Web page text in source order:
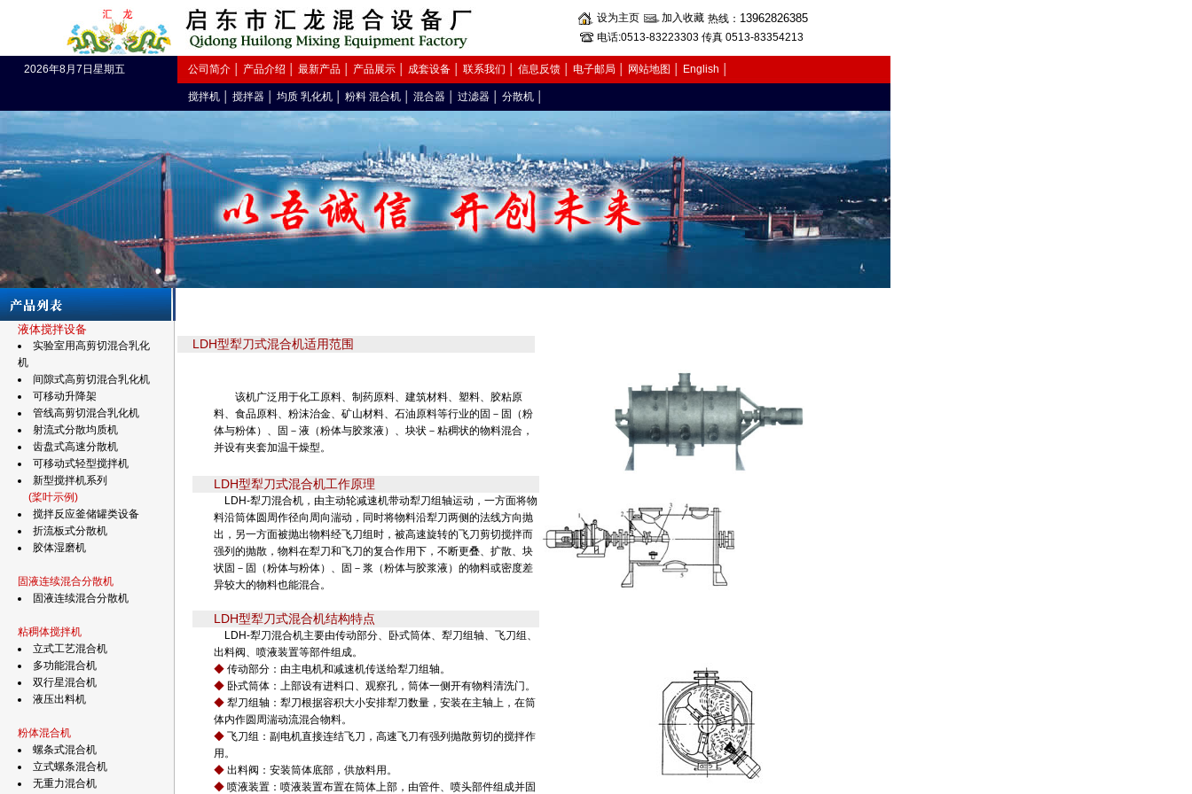
设为主页 加入收藏 热线： 13962826385
电话:0513-83223303 传真 0513-83354213
2026年8月7日星期五 公司简介 产品介绍 最新产品 产品展示 成套设备 联系我们 信息反馈 电子邮局 网站地图 English
搅拌机 搅拌器 均质 乳化机 粉料 混合机 混合器 过滤器 分散机
液体搅拌设备
实验室用高剪切混合乳化
机
间隙式高剪切混合乳化机
可移动升降架
管线高剪切混合乳化机
射流式分散均质机
齿盘式高速分散机
可移动式轻型搅拌机
新型搅拌机系列
(桨叶示例)
搅拌反应釜储罐类设备
折流板式分散机
胶体湿磨机
固液连续混合分散机
固液连续混合分散机
粘稠体搅拌机
立式工艺混合机
多功能混合机
双行星混合机
液压出料机
粉体混合机
螺条式混合机
立式螺条混合机
无重力混合机
LDH型犁刀式混合机适用范围
该机广泛用于化工原料、制药原料、建筑材料、塑料、胶粘原
料、食品原料、粉沫治金、矿山材料、石油原料等行业的固－固（粉
体与粉体）、固－液（粉体与胶浆液）、块状－粘稠状的物料混合，
并设有夹套加温干燥型。
LDH型犁刀式混合机工作原理
LDH-犁刀混合机，由主动轮减速机带动犁刀组轴运动，一方面将物
料沿筒体圆周作径向周向湍动，同时将物料沿犁刀两侧的法线方向抛
出，另一方面被抛出物料经飞刀组时，被高速旋转的飞刀剪切搅拌而
强列的抛散，物料在犁刀和飞刀的复合作用下，不断更叠、扩散、块
状固－固（粉体与粉体）、固－浆（粉体与胶浆液）的物料或密度差
异较大的物料也能混合。
LDH型犁刀式混合机结构特点
LDH-犁刀混合机主要由传动部分、卧式筒体、犁刀组轴、飞刀组、
出料阀、喷液装置等部件组成。
◆ 传动部分：由主电机和减速机传送给犁刀组轴。
◆ 卧式筒体：上部设有进料口、观察孔，筒体一侧开有物料清洗门。
◆ 犁刀组轴：犁刀根据容积大小安排犁刀数量，安装在主轴上，在筒
体内作圆周湍动流混合物料。
◆ 飞刀组：副电机直接连结飞刀，高速飞刀有强列抛散剪切的搅拌作
用。
◆ 出料阀：安装筒体底部，供放料用。
◆ 喷液装置：喷液装置布置在筒体上部，由管件、喷头部件组成并固